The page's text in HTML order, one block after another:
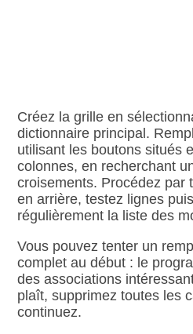
Créez la grille en
dictionnaire principal.
utilisant les boutons situés
colonnes, en recherchant
croisements. Procédez par
en arrière, testez lignes
régulièrement la liste des
Vous pouvez tenter un
complet au début : le
des associations
plaît, supprimez toutes les
continuez.